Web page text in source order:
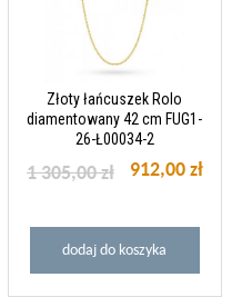
Złoty łańcuszek Rolo
diamentowany 42 cm FUG1-
26-Ł00034-2
912,00 zł
1 305,00 zł
dodaj do koszyka